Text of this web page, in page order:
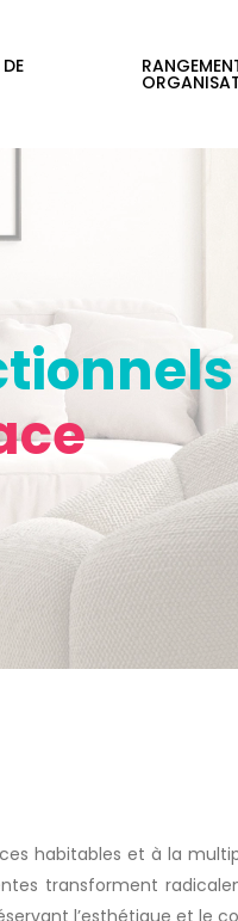
habitables et à la
transforment
l’esthétique et le